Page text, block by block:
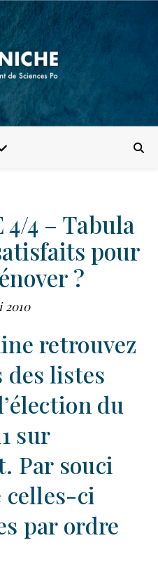
4/4 – Tabula
pour
?
2010
retrouvez
listes
du
sur
Par souci
celles-ci
par ordre